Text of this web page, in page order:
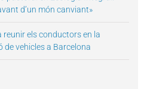
d’un món canviant»
els conductors en la
vehicles a Barcelona